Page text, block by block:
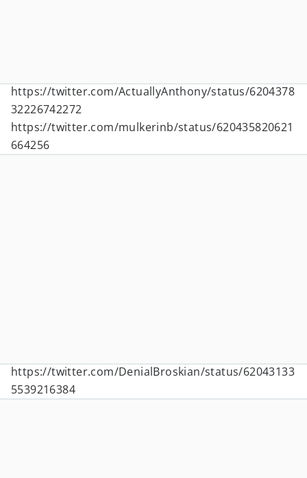
https://twitter.com/ActuallyAnthony/status/6204378
32226742272
https://twitter.com/mulkerinb/status/620435820621
664256
https://twitter.com/DenialBroskian/status/62043133
5539216384